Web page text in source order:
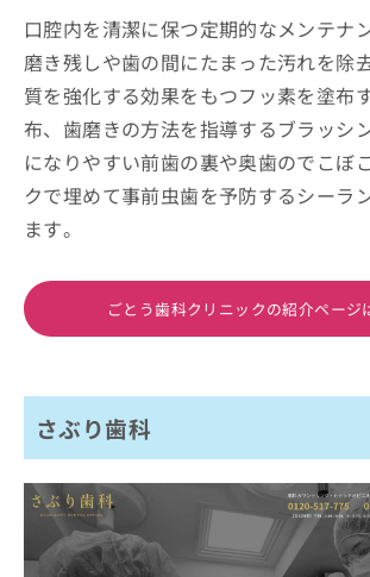
口腔内を清潔に保つ定期的なメンテナ
磨き残しや歯の間にたまった汚れを除
質を強化する効果をもつフッ素を塗布
布、歯磨きの方法を指導するブラッシ
になりやすい前歯の裏や奥歯のでこぼ
クで埋めて事前虫歯を予防するシーラ
ます。
ごとう歯科クリニックの紹介ページ
さぶり歯科